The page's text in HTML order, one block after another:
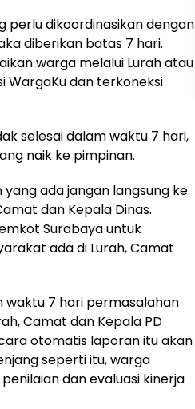
perlu dikoordinasikan dengan
diberikan batas 7 hari.
warga melalui Lurah atau
WargaKu dan terkoneksi
selesai dalam waktu 7 hari,
naik ke pimpinan.
ada jangan langsung ke
dan Kepala Dinas.
Surabaya untuk
ada di Lurah, Camat
waktu 7 hari permasalahan
Camat dan Kepala PD
otomatis laporan itu akan
seperti itu, warga
dan evaluasi kinerja